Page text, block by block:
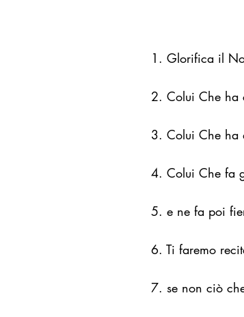
1. Glorifica il
2. Colui Che ha
3. Colui Che ha
4. Colui Che fa
5. e ne fa poi
6. Ti faremo
7. se non ciò